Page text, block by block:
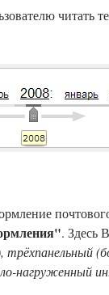
читать
. Здесь
нагруженный